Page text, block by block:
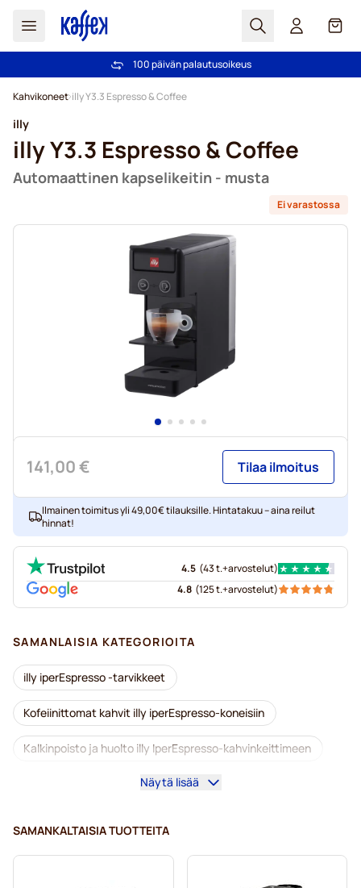
Haku Kori
Ilmainen toimitus yli 49,00€ tilauksille
100 päivän palautusoikeus
Kahvikoneet illy Y3.3 Espresso & Coffee
illy
illy Y3.3 Espresso & Coffee
Automaattinen kapselikeitin - musta
Ei varastossa
141,00 € Tilaa ilmoitus
Ilmainen toimitus yli 49,00€ tilauksille. Hintatakuu – aina reilut
hinnat!
4.5 (43 t.+arvostelut)
4.8 (125 t.+arvostelut)
SAMANLAISIA KATEGORIOITA
illy iperEspresso -tarvikkeet
Kofeiinittomat kahvit illy iperEspresso-koneisiin
Kalkinpoisto ja huolto illy IperEspresso-kahvinkeittimeen
Kapselit illy iperEspresso® -koneisiin
Näytä lisää
SAMANKALTAISIA TUOTTEITA